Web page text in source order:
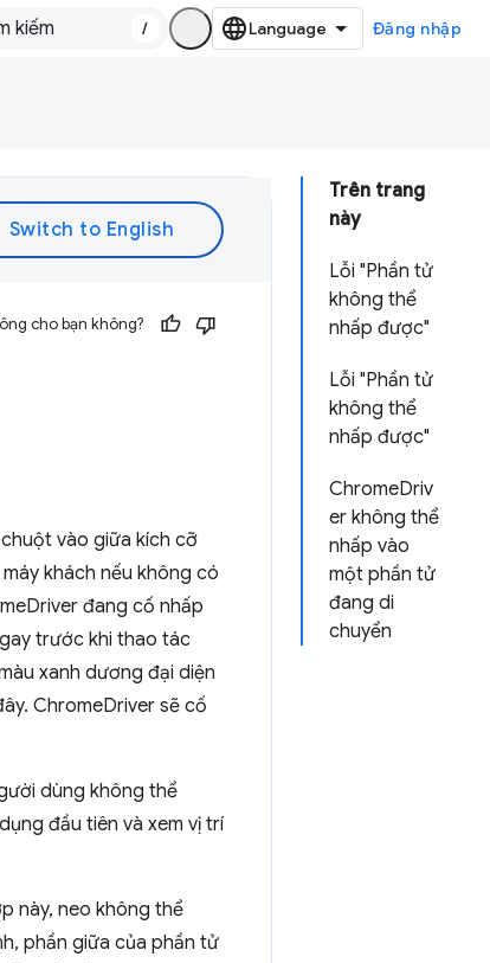
/ Đăng nhập
Trên trang
này
Lỗi "Phần tử
không thể
nhấp được"
Lỗi "Phần tử
không thể
nhấp được"
ChromeDriv
er không thể
nhấp vào
một phần tử
đang di
chuyển
cho bạn không?
vào giữa kích cỡ
khách nếu không có
đang cố nhấp
trước khi thao tác
xanh dương đại diện
ChromeDriver sẽ cố
dùng không thể
đầu tiên và xem vị trí
này, neo không thể
phần giữa của phần tử